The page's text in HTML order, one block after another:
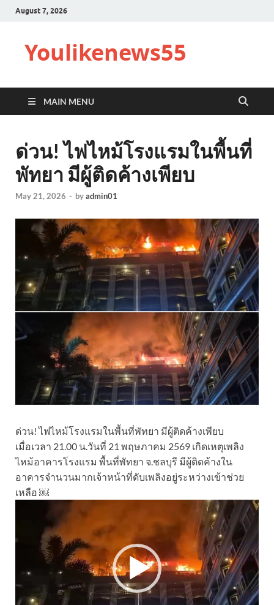
August 7, 2026
Youlikenews55
MAIN MENU
ด่วน! ไฟไหม้โรงแรมในพื้นที่
พัทยา มีผู้ติดค้างเพียบ
May 21, 2026 - byadmin01
ด่วน! ไฟไหม้โรงแรมในพื้นที่พัทยา มีผู้ติดค้างเพียบ
เมื่อเวลา 21.00 น.วันที่ 21 พฤษภาคม 2569 เกิดเหตุเพลิง
ไหม้อาคารโรงแรม พื้นที่พัทยา จ.ชลบุรี มีผู้ติดค้างใน
อาคารจำนวนมากเจ้าหน้าที่ดับเพลิงอยู่ระหว่างเข้าช่วย
เหลือ ￼